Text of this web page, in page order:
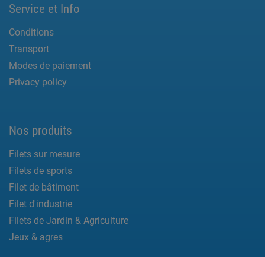
Service et Info
Conditions
Transport
Modes de paiement
Privacy policy
Nos produits
Filets sur mesure
Filets de sports
Filet de bâtiment
Filet d'industrie
Filets de Jardin & Agriculture
Jeux & agres